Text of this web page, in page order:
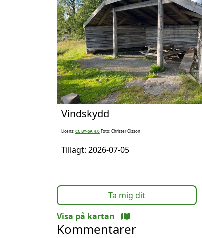
Vindskydd
Licens:CC BY-SA 4.0Foto: Christer Olsson
Tillagt: 2026-07-05
Ta mig dit
Visa på kartan
Kommentarer